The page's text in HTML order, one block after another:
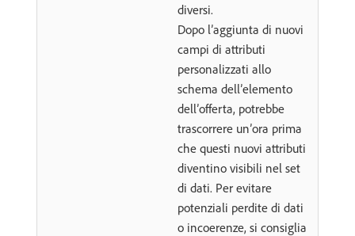
diversi.
Dopo l’aggiunta di nuovi
campi di attributi
personalizzati allo
schema dell’elemento
dell’offerta, potrebbe
trascorrere un’ora prima
che questi nuovi attributi
diventino visibili nel set
di dati. Per evitare
potenziali perdite di dati
o incoerenze, si consiglia